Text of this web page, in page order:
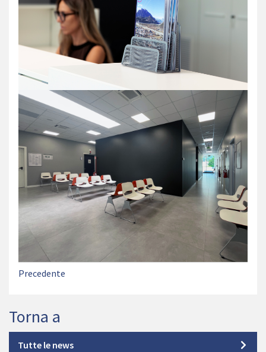
Precedente
Torna a
Tutte le news